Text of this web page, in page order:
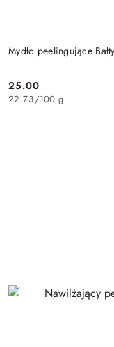
Mydło peelingujące
Cena:
25.00
22.73/100 g